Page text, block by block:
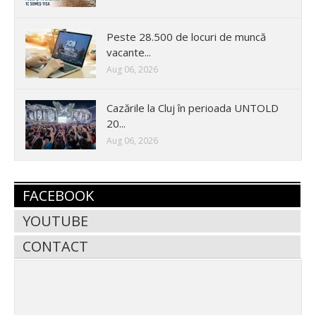
Peste 28.500 de locuri de muncă
vacante...
Aug 06, 2026
Cazările la Cluj în perioada UNTOLD
20...
Aug 06, 2026
FACEBOOK
YOUTUBE
CONTACT